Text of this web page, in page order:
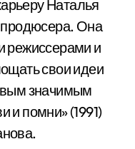
Наталья
продюсера. Она
режиссерами и
свои идеи
значимым
и помни» (1991)